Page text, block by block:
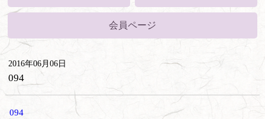
会員ページ
2016年06月06日
094
094